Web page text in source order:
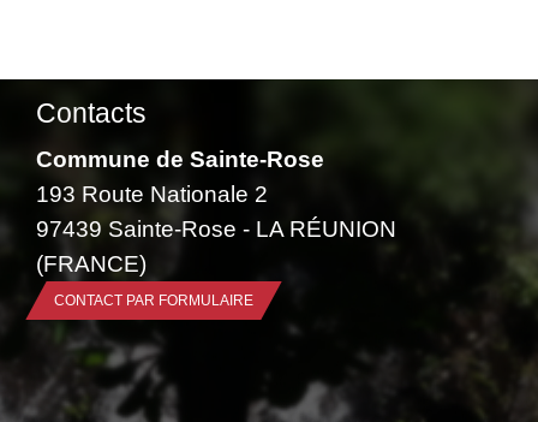
Contacts
Commune de Sainte-Rose
193 Route Nationale 2
97439 Sainte-Rose - LA RÉUNION
(FRANCE)
CONTACT PAR FORMULAIRE